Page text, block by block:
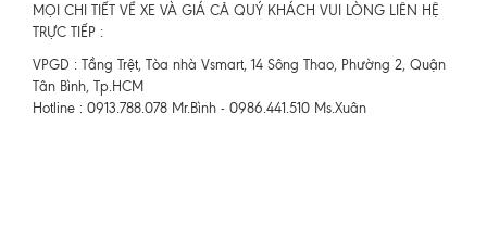
MỌI CHI TIẾT VỀ XE VÀ GIÁ CẢ QUÝ KHÁCH VUI LÒNG LIÊN HỆ
TRỰC TIẾP :
VPGD : Tầng Trệt, Tòa nhà Vsmart, 14 Sông Thao, Phường 2, Quận
Tân Bình, Tp.HCM
Hotline : 0913.788.078 Mr.Bình - 0986.441.510 Ms.Xuân